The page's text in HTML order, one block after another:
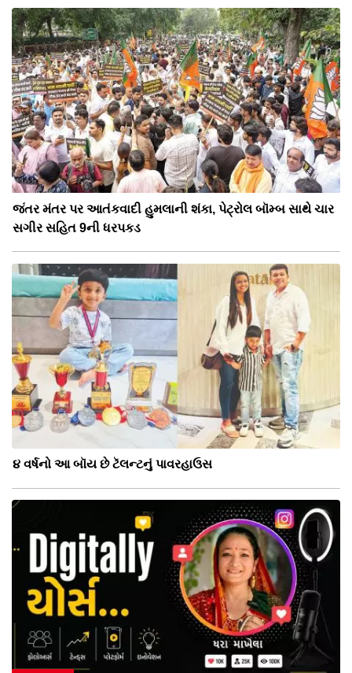
જંતર મંતર પર આતંકવાદી હુમલાની શંકા, પેટ્રોલ બૉમ્બ સાથે ચાર
સગીર સહિત 9ની ધરપકડ
૪ વર્ષનો આ બૉય છે ટૅલન્ટનું પાવરહાઉસ